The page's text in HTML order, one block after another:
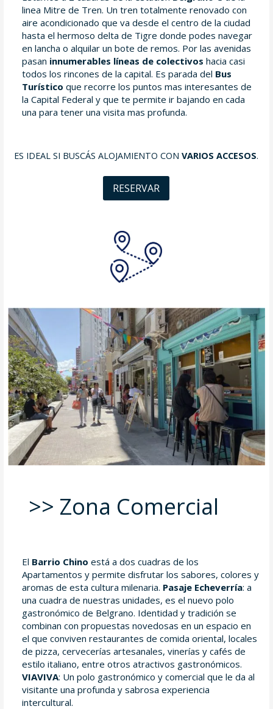
linea Mitre de Tren. Un tren totalmente renovado con
aire acondicionado que va desde el centro de la ciudad
hasta el hermoso delta de Tigre donde podes navegar
en lancha o alquilar un bote de remos. Por las avenidas
pasan innumerables líneas de colectivos hacia casi
todos los rincones de la capital. Es parada del Bus
Turístico que recorre los puntos mas interesantes de
la Capital Federal y que te permite ir bajando en cada
una para tener una visita mas profunda.
ES IDEAL SI BUSCÁS ALOJAMIENTO CONVARIOS ACCESOS.
RESERVAR
>> Zona Comercial
El Barrio Chino está a dos cuadras de los
Apartamentos y permite disfrutar los sabores, colores y
aromas de esta cultura milenaria. Pasaje Echeverría: a
una cuadra de nuestras unidades, es el nuevo polo
gastronómico de Belgrano. Identidad y tradición se
combinan con propuestas novedosas en un espacio en
el que conviven restaurantes de comida oriental, locales
de pizza, cervecerías artesanales, vinerías y cafés de
estilo italiano, entre otros atractivos gastronómicos.
VIAVIVA: Un polo gastronómico y comercial que le da al
visitante una profunda y sabrosa experiencia
intercultural.